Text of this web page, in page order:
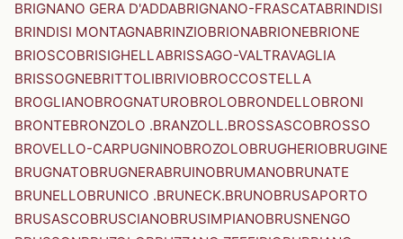
BRIGNANO GERA D'ADDABRIGNANO-FRASCATABRINDISI
BRINDISI MONTAGNABRINZIOBRIONABRIONEBRIONE
BRIOSCOBRISIGHELLABRISSAGO-VALTRAVAGLIA
BRISSOGNEBRITTOLIBRIVIOBROCCOSTELLA
BROGLIANOBROGNATUROBROLOBRONDELLOBRONI
BRONTEBRONZOLO .BRANZOLL.BROSSASCOBROSSO
BROVELLO-CARPUGNINOBROZOLOBRUGHERIOBRUGINE
BRUGNATOBRUGNERABRUINOBRUMANOBRUNATE
BRUNELLOBRUNICO .BRUNECK.BRUNOBRUSAPORTO
BRUSASCOBRUSCIANOBRUSIMPIANOBRUSNENGO